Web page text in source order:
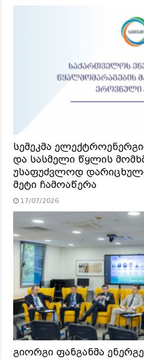
სემეკმა
და სასმელი წყლის
უსაფუძვლოდ
მეტი ჩამოაწერა
17/07/2026
გიორგი ფანგანმა